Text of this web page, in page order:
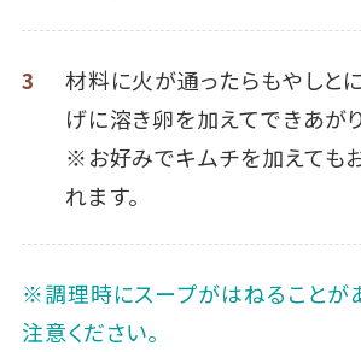
3
材料に火が通ったらもやしと
げに溶き卵を加えてできあがり
※お好みでキムチを加えても
れます。
※調理時にスープがはねることが
注意ください。